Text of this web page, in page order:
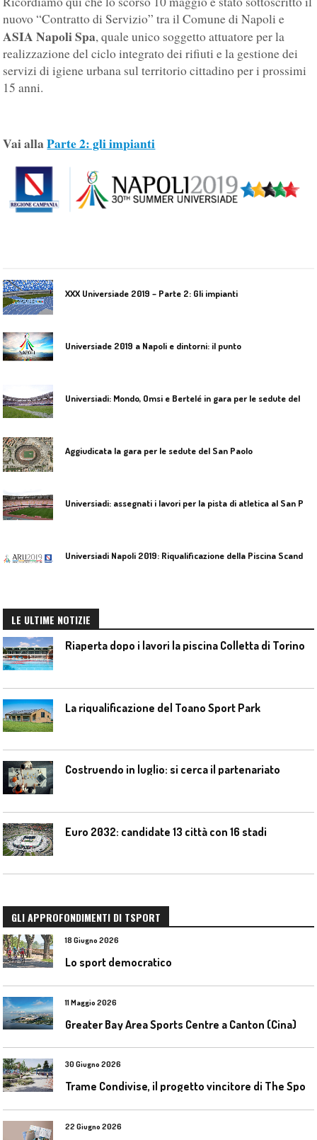
nuovo “Contratto di Servizio” tra il Comune di Napoli e
ASIA Napoli Spa, quale unico soggetto attuatore per la
realizzazione del ciclo integrato dei rifiuti e la gestione dei
servizi di igiene urbana sul territorio cittadino per i prossimi
15 anni.
Vai allaParte 2: gli impianti
XXX Universiade 2019 – Parte 2: Gli impianti
Universiade 2019 a Napoli e dintorni: il punto
Aggiudicata la gara per le sedute del San Paolo
LE ULTIME NOTIZIE
Riaperta dopo i lavori la piscina Colletta di Torino
La riqualificazione del Toano Sport Park
Costruendo in luglio: si cerca il partenariato
Euro 2032: candidate 13 città con 16 stadi
GLI APPROFONDIMENTI DI TSPORT
18 Giugno 2026
Lo sport democratico
11 Maggio 2026
Greater Bay Area Sports Centre a Canton (Cina)
30 Giugno 2026
22 Giugno 2026